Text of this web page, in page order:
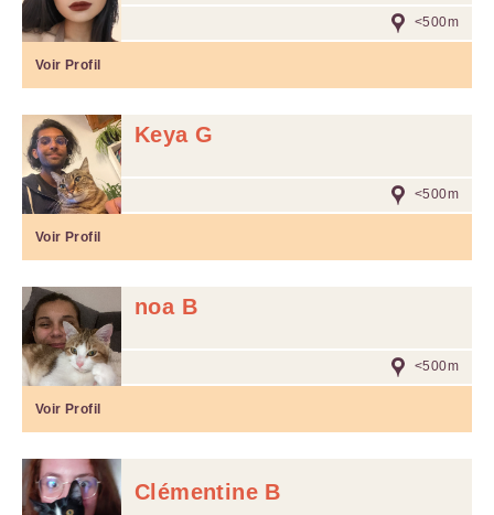
<500m
Voir Profil
Keya G
<500m
Voir Profil
noa B
<500m
Voir Profil
Clémentine B